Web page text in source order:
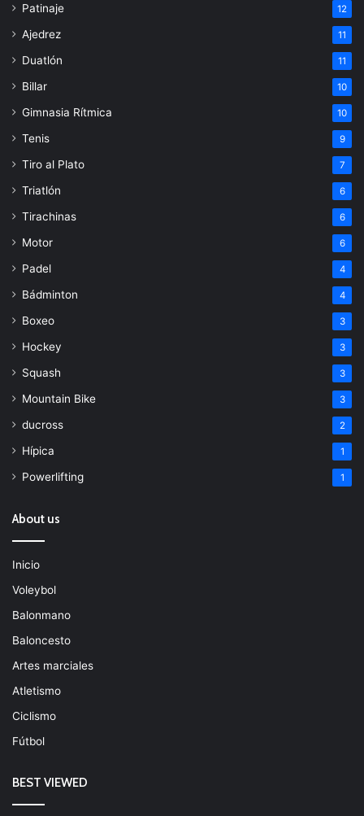
Patinaje 12
Ajedrez 11
Duatlón 11
Billar 10
Gimnasia Rítmica 10
Tenis 9
Tiro al Plato 7
Triatlón 6
Tirachinas 6
Motor 6
Padel 4
Bádminton 4
Boxeo 3
Hockey 3
Squash 3
Mountain Bike 3
ducross 2
Hípica 1
Powerlifting 1
About us
Inicio
Voleybol
Balonmano
Baloncesto
Artes marciales
Atletismo
Ciclismo
Fútbol
BEST VIEWED